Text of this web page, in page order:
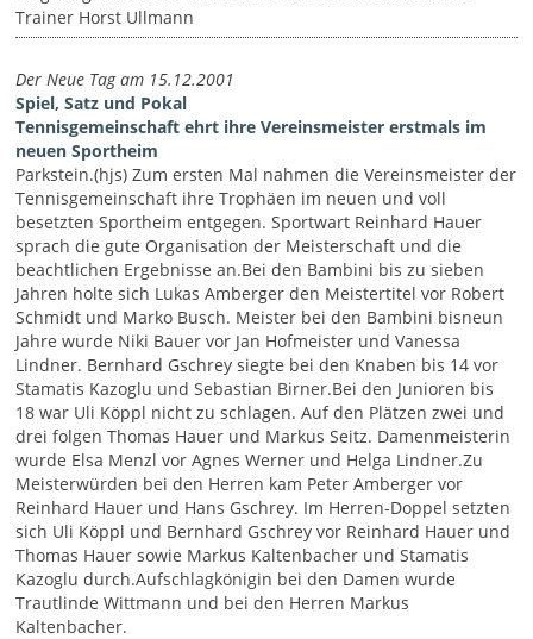
Trainer Horst Ullmann
Der Neue Tag am 15.12.2001
Spiel, Satz und Pokal
Tennisgemeinschaft ehrt ihre Vereinsmeister erstmals im
neuen Sportheim
Parkstein.(hjs) Zum ersten Mal nahmen die Vereinsmeister der
Tennisgemeinschaft ihre Trophäen im neuen und voll
besetzten Sportheim entgegen. Sportwart Reinhard Hauer
sprach die gute Organisation der Meisterschaft und die
beachtlichen Ergebnisse an.Bei den Bambini bis zu sieben
Jahren holte sich Lukas Amberger den Meistertitel vor Robert
Schmidt und Marko Busch. Meister bei den Bambini bisneun
Jahre wurde Niki Bauer vor Jan Hofmeister und Vanessa
Lindner. Bernhard Gschrey siegte bei den Knaben bis 14 vor
Stamatis Kazoglu und Sebastian Birner.Bei den Junioren bis
18 war Uli Köppl nicht zu schlagen. Auf den Plätzen zwei und
drei folgen Thomas Hauer und Markus Seitz. Damenmeisterin
wurde Elsa Menzl vor Agnes Werner und Helga Lindner.Zu
Meisterwürden bei den Herren kam Peter Amberger vor
Reinhard Hauer und Hans Gschrey. Im Herren-Doppel setzten
sich Uli Köppl und Bernhard Gschrey vor Reinhard Hauer und
Thomas Hauer sowie Markus Kaltenbacher und Stamatis
Kazoglu durch.Aufschlagkönigin bei den Damen wurde
Trautlinde Wittmann und bei den Herren Markus
Kaltenbacher.